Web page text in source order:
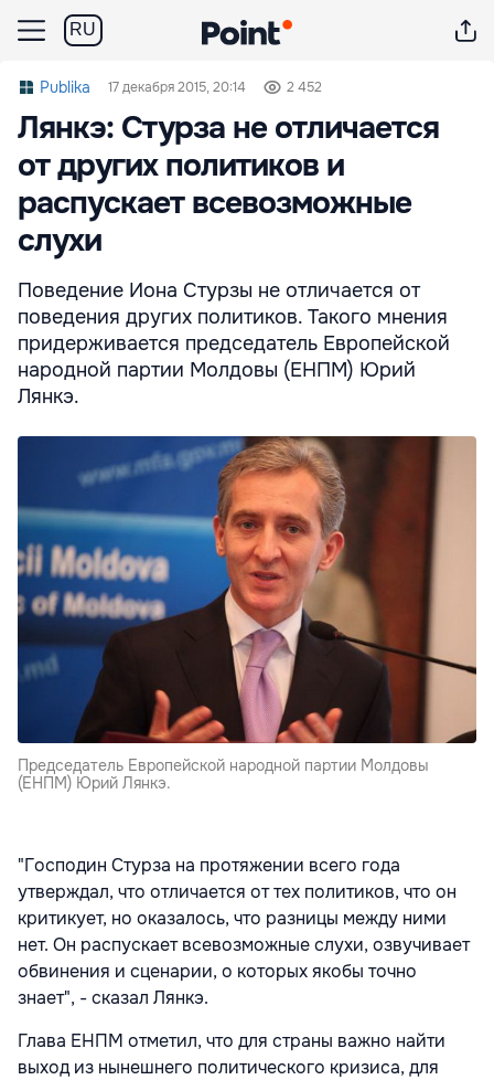
RU
Publika 17 декабря 2015, 20:14 2 452
Лянкэ: Стурза не отличается
от других политиков и
распускает всевозможные
слухи
Поведение Иона Стурзы не отличается от
поведения других политиков. Такого мнения
придерживается председатель Европейской
народной партии Молдовы (ЕНПМ) Юрий
Лянкэ.
Председатель Европейской народной партии Молдовы
(ЕНПМ) Юрий Лянкэ.
"Господин Стурза на протяжении всего года
утверждал, что отличается от тех политиков, что он
критикует, но оказалось, что разницы между ними
нет. Он распускает всевозможные слухи, озвучивает
обвинения и сценарии, о которых якобы точно
знает", - сказал Лянкэ.
Глава ЕНПМ отметил, что для страны важно найти
выход из нынешнего политического кризиса, для